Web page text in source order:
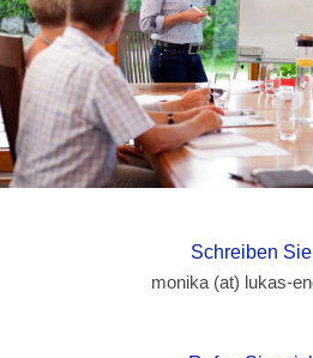
Schreiben
monika (at) lukas-